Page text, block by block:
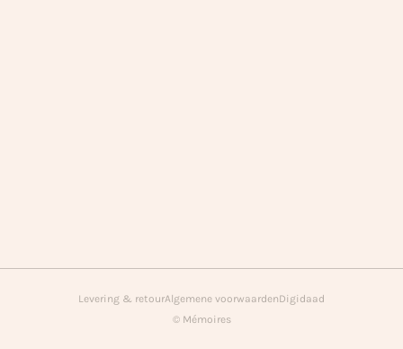
© Mémoires
Levering & retourAlgemene voorwaardenDigidaad